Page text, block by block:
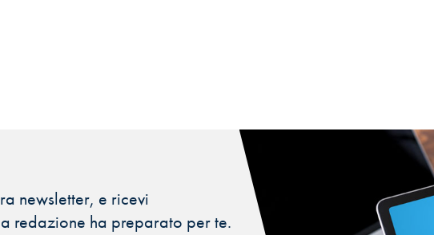
newsletter, e ricevi
redazione ha preparato per te.